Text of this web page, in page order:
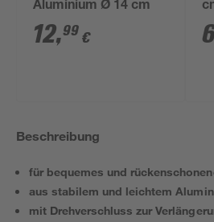
Aluminium Ø 14 cm
12,99 €
Beschreibung
für bequemes und
aus stabilem und leichtem
mit Drehverschluss zur